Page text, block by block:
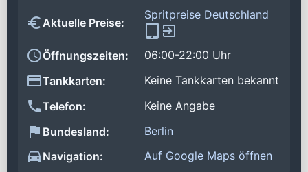
Aktuelle Preise:
Spritpreise Deutschland
Öffnungszeiten:
06:00-22:00 Uhr
Tankkarten:
Keine Tankkarten bekannt
Telefon:
Keine Angabe
Bundesland:
Berlin
Navigation:
Auf Google Maps öffnen